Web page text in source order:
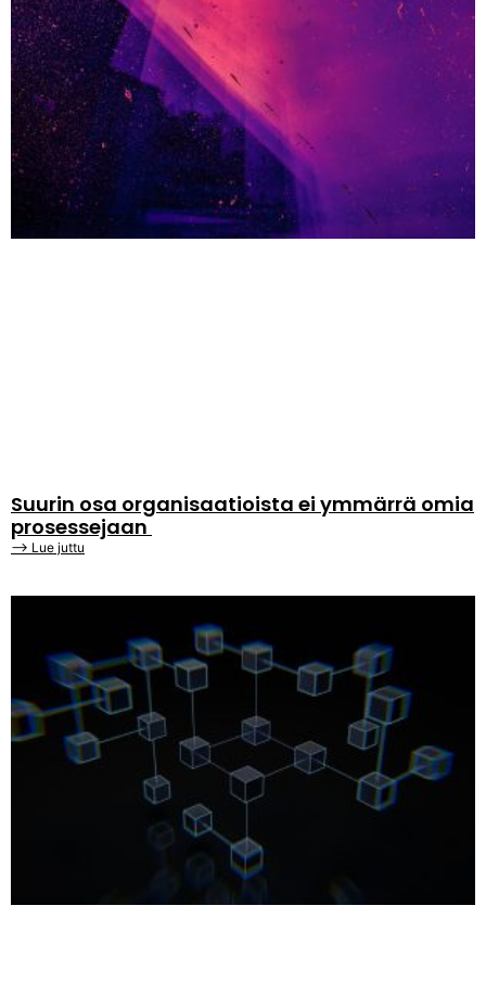
Suurin osa organisaatioista ei ymmärrä omia
prosessejaan
⟶ Lue juttu